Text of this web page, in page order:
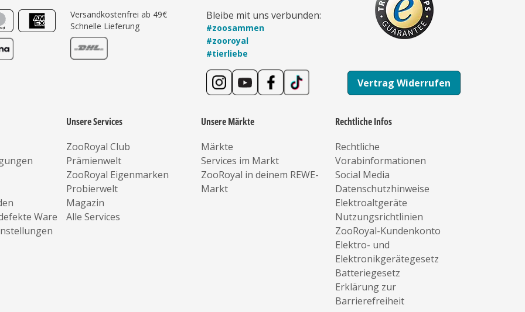
Versandkostenfrei ab 49€
Schnelle Lieferung
Bleibe mit uns verbunden:
#zoosammen
#zooroyal
#tierliebe
Vertrag Widerrufen
Ware
Unsere Services
ZooRoyal Club
Prämienwelt
ZooRoyal Eigenmarken
Probierwelt
Magazin
Alle Services
Unsere Märkte
Märkte
Services im Markt
ZooRoyal in deinem REWE-
Markt
Rechtliche Infos
Rechtliche
Vorabinformationen
Social Media
Datenschutzhinweise
Elektroaltgeräte
Nutzungsrichtlinien
ZooRoyal-Kundenkonto
Elektro- und
Elektronikgerätegesetz
Batteriegesetz
Erklärung zur
Barrierefreiheit